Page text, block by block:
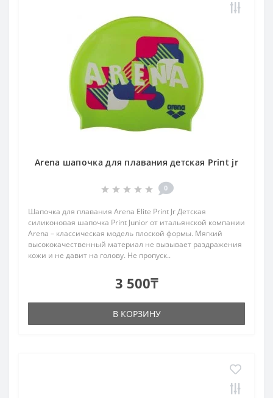
Arena шапочка для плавания детская Print jr
0
Шапочка для плавания Arena Elite Print Jr Детская
силиконовая шапочка Print Junior от итальянской компании
Arena – классическая модель плоской формы. Мягкий
высококачественный материал не вызывает раздражения
кожи и не давит на голову. Не пропуск..
3 500₸
В КОРЗИНУ